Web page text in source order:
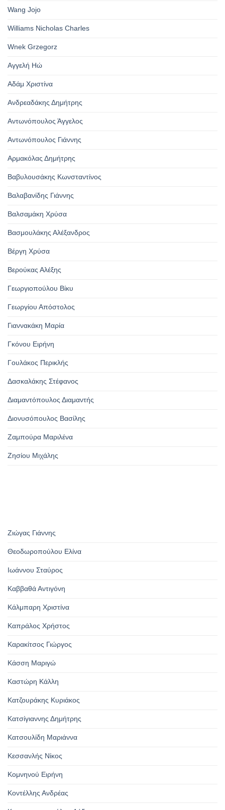
Wang Jojo
Williams Nicholas Charles
Wnek Grzegorz
Αγγελή Ηώ
Αδάμ Χριστίνα
Ανδρεαδάκης Δημήτρης
Αντωνόπουλος Άγγελος
Αντωνόπουλος Γιάννης
Αρμακόλας Δημήτρης
Βαβυλουσάκης Κωνσταντίνος
Βαλαβανίδης Γιάννης
Βαλσαμάκη Χρύσα
Βασμουλάκης Αλέξανδρος
Βέργη Χρύσα
Βερούκας Αλέξης
Γεωργιοπούλου Βίκυ
Γεωργίου Απόστολος
Γιαννακάκη Μαρία
Γκόνου Ειρήνη
Γουλάκος Περικλής
Δασκαλάκης Στέφανος
Διαμαντόπουλος Διαμαντής
Διονυσόπουλος Βασίλης
Ζαμπούρα Μαριλένα
Ζησίου Μιχάλης
Ζιώγας Γιάννης
Θεοδωροπούλου Ελίνα
Ιωάννου Σταύρος
Καββαθά Αντιγόνη
Κάλμπαρη Χριστίνα
Καπράλος Χρήστος
Καρακίτσος Γιώργος
Κάσση Μαριγώ
Καστώρη Κάλλη
Κατζουράκης Κυριάκος
Κατσίγιαννης Δημήτρης
Κατσουλίδη Μαριάννα
Κεσσανλής Νίκος
Κομνηνού Ειρήνη
Κοντέλλης Ανδρέας